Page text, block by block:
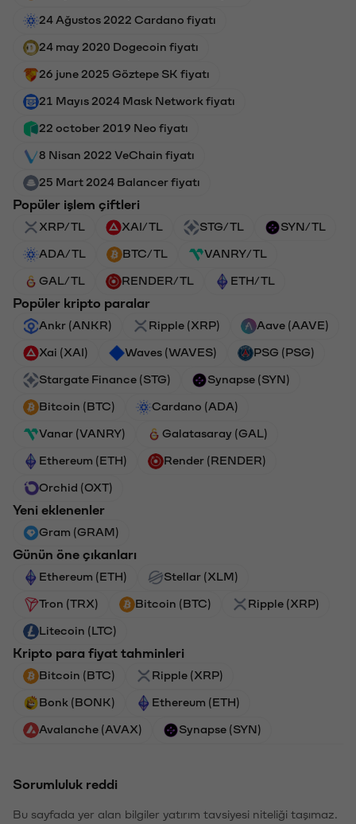
24 Ağustos 2022 Cardano fiyatı
24 may 2020 Dogecoin fiyatı
26 june 2025 Göztepe SK fiyatı
21 Mayıs 2024 Mask Network fiyatı
22 october 2019 Neo fiyatı
8 Nisan 2022 VeChain fiyatı
25 Mart 2024 Balancer fiyatı
Popüler işlem çiftleri
XRP/TL XAI/TL STG/TL SYN/TL
ADA/TL BTC/TL VANRY/TL
GAL/TL RENDER/TL ETH/TL
Popüler kripto paralar
Ankr (ANKR) Ripple (XRP) Aave (AAVE)
Xai (XAI) Waves (WAVES) PSG (PSG)
Stargate Finance (STG) Synapse (SYN)
Bitcoin (BTC) Cardano (ADA)
Vanar (VANRY) Galatasaray (GAL)
Ethereum (ETH) Render (RENDER)
Orchid (OXT)
Yeni eklenenler
Gram (GRAM)
Günün öne çıkanları
Ethereum (ETH) Stellar (XLM)
Tron (TRX) Bitcoin (BTC) Ripple (XRP)
Litecoin (LTC)
Kripto para fiyat tahminleri
Bitcoin (BTC) Ripple (XRP)
Bonk (BONK) Ethereum (ETH)
Avalanche (AVAX) Synapse (SYN)
Sorumluluk reddi
Bu sayfada yer alan bilgiler yatırım tavsiyesi niteliği taşımaz.